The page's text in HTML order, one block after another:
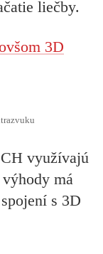
liečby.
využívajú
má
s 3D